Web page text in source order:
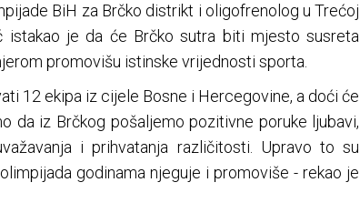
BiH za Brčko distrikt i oligofrenolog u Trećoj
istakao je da će Brčko sutra biti mjesto susreta
promovišu istinske vrijednosti sporta.
12 ekipa iz cijele Bosne i Hercegovine, a doći će
da iz Brčkog pošaljemo pozitivne poruke ljubavi,
i prihvatanja različitosti. Upravo to su
godinama njeguje i promoviše - rekao je